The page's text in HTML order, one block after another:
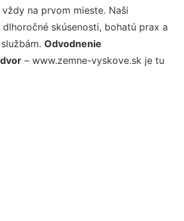
na prvom mieste. Naši
skúsenosti, bohatú prax a
Odvodnenie
– www.zemne-vyskove.sk je tu